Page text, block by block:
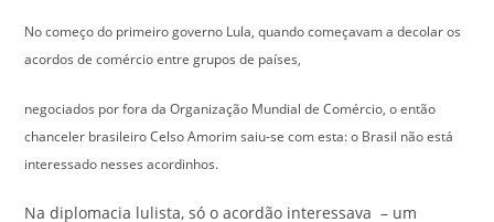
No começo do primeiro governo Lula, quando começavam a decolar os
acordos de comércio entre grupos de países,
negociados por fora da Organização Mundial de Comércio, o então
chanceler brasileiro Celso Amorim saiu-se com esta: o Brasil não está
interessado nesses acordinhos.
Na diplomacia lulista, só o acordão interessava – um